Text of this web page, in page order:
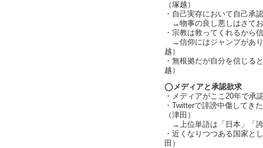
（塚越）
・自己実存において自己承
→物事の良し悪しはさてお
・宗教は救ってくれるから
→信仰にはジャンプがあり
越）
・無根拠だが自分を信じる
越）
◯メディアと承認欲求
・メディアがここ20年で承
・Twitterで誹謗中傷してき
（津田）
→上位単語は「日本」「
・近くなりつつある国家と
田）